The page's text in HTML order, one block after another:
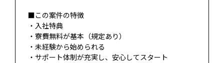
■この案件の特徴
・入社特典
・寮費無料が基本（規定あり）
・未経験から始められる
・サポート体制が充実し、安心してスタート